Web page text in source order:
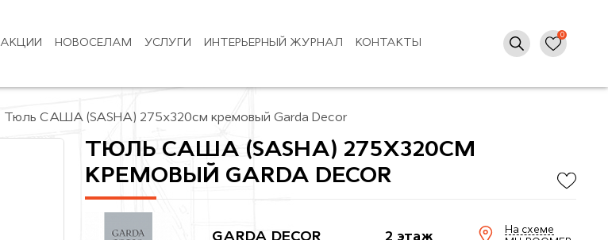
АКЦИИ НОВОСЕЛАМ УСЛУГИ ИНТЕРЬЕРНЫЙ ЖУРНАЛ КОНТАКТЫ
Тюль САША (SASHA) 275х320см кремовый Garda Decor
ТЮЛЬ САША (SASHA) 275Х320СМ
КРЕМОВЫЙ GARDA DECOR
GARDA DECOR 2 этаж
На схеме